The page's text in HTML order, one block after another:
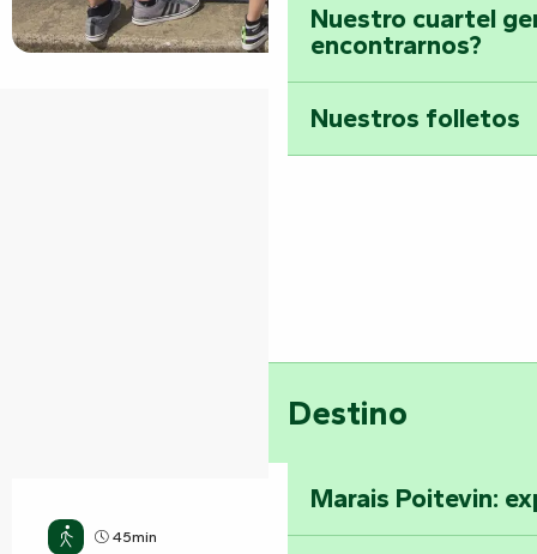
Nuestro cuartel
encontrarnos?
Nuestros folletos
Destino
Marais Poitevin:
45min